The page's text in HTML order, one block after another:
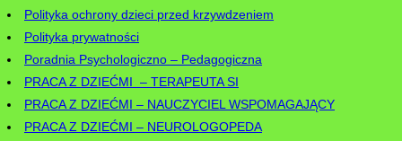
Polityka ochrony dzieci przed krzywdzeniem
Polityka prywatności
Poradnia Psychologiczno – Pedagogiczna
PRACA Z DZIEĆMI – TERAPEUTA SI
PRACA Z DZIEĆMI – NAUCZYCIEL WSPOMAGAJĄCY
PRACA Z DZIEĆMI – NEUROLOGOPEDA